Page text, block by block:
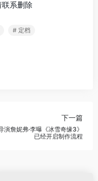
系删除
# 定档
下一篇
演詹妮弗·李曝《冰雪奇缘3》
已经开启制作流程